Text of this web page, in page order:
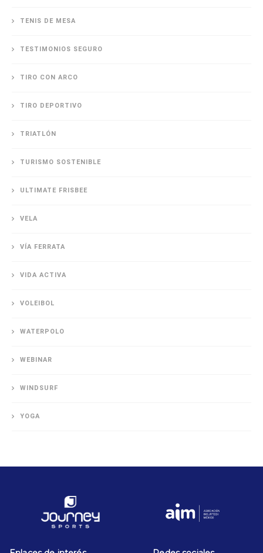
TENIS DE MESA
TESTIMONIOS SEGURO
TIRO CON ARCO
TIRO DEPORTIVO
TRIATLÓN
TURISMO SOSTENIBLE
ULTIMATE FRISBEE
VELA
VÍA FERRATA
VIDA ACTIVA
VOLEIBOL
WATERPOLO
WEBINAR
WINDSURF
YOGA